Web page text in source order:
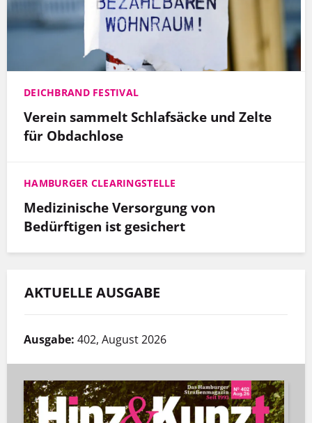
DEICHBRAND FESTIVAL
Verein sammelt Schlafsäcke und Zelte
für Obdachlose
HAMBURGER CLEARINGSTELLE
Medizinische Versorgung von
Bedürftigen ist gesichert
AKTUELLE AUSGABE
Ausgabe: 402, August 2026